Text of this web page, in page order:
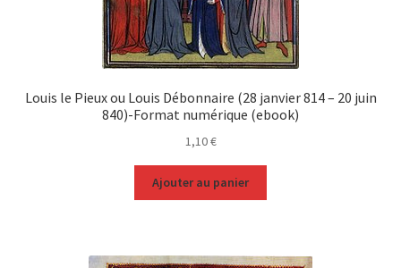
Louis le Pieux ou Louis Débonnaire (28 janvier 814 – 20 juin
840)-Format numérique (ebook)
1,10€
Ajouter au panier